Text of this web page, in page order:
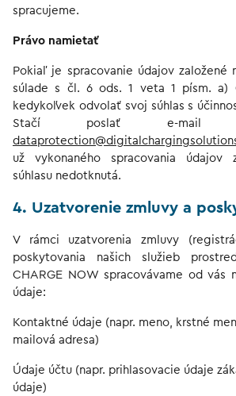
spracujeme.
Právo namietať
Pokiaľ je spracovanie údajov založené
súlade s čl. 6 ods. 1 veta 1 písm. a)
kedykoľvek odvolať svoj súhlas s
Stačí poslať e-mail
už vykonaného spracovania údajov
súhlasu nedotknutá.
4. Uzatvorenie zmluvy a
V rámci uzatvorenia zmluvy
poskytovania našich služieb
CHARGE NOW spracovávame od vás
údaje:
Kontaktné údaje (napr. meno, krstné
mailová adresa)
Údaje účtu (napr. prihlasovacie údaje
údaje)